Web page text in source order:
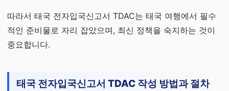
따라서 태국 전자입국신고서 TDAC는 태국 여행에서 필수
적인 준비물로 자리 잡았으며, 최신 정책을 숙지하는 것이
중요합니다.
태국 전자입국신고서 TDAC 작성 방법과 절차